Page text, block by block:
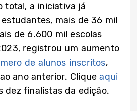
total, a iniciativa já
mais de 36 mil
de 6.600 mil escolas
registrou um aumento
de alunos inscritos,
ano anterior. Cliqueaqui
dez finalistas da edição.